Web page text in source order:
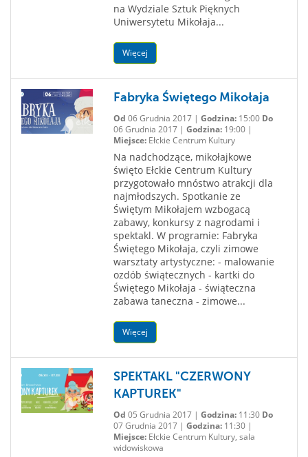
na Wydziale Sztuk Pięknych
Uniwersytetu Mikołaja...
Więcej
Fabryka Świętego Mikołaja
Od 06 Grudnia 2017 | Godzina:15:00 Do
06 Grudnia 2017 | Godzina:19:00 |
Miejsce:Ełckie Centrum Kultury
Na nadchodzące, mikołajkowe
święto Ełckie Centrum Kultury
przygotowało mnóstwo atrakcji dla
najmłodszych. Spotkanie ze
Świętym Mikołajem wzbogacą
zabawy, konkursy z nagrodami i
spektakl. W programie: Fabryka
Świętego Mikołaja, czyli zimowe
warsztaty artystyczne: - malowanie
ozdób świątecznych - kartki do
Świętego Mikołaja - świąteczna
zabawa taneczna - zimowe...
Więcej
SPEKTAKL "CZERWONY
KAPTUREK"
Od 05 Grudnia 2017 | Godzina:11:30 Do
07 Grudnia 2017 | Godzina:11:30 |
Miejsce:Ełckie Centrum Kultury, sala
widowiskowa